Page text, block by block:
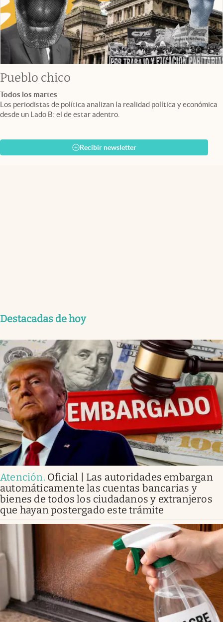
Pueblo chico
Todos los martes
Los periodistas de política analizan la realidad política y económica
desde un Lado B: el de estar adentro.
Recibir newsletter
Destacadas de hoy
Atención. Oficial | Las autoridades embargan
automáticamente las cuentas bancarias y
bienes de todos los ciudadanos y extranjeros
que hayan postergado este trámite